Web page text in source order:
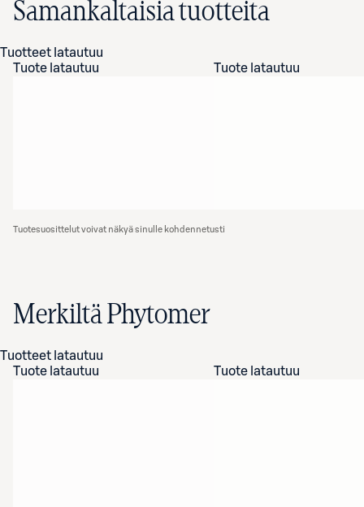
Samankaltaisia tuotteita
Tuotteet latautuu
Tuote latautuu
Tuote latautuu
Tuotesuosittelut voivat näkyä sinulle kohdennetusti
Merkiltä Phytomer
Tuotteet latautuu
Tuote latautuu
Tuote latautuu